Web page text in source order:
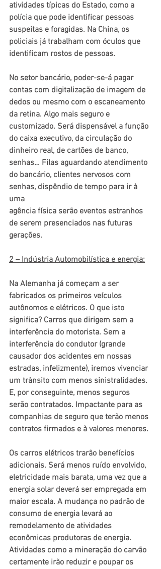
atividades típicas do Estado, como a
polícia que pode identificar pessoas
suspeitas e foragidas. Na China, os
policiais já trabalham com óculos que
identificam rostos de pessoas.
No setor bancário, poder-se-á pagar
contas com digitalização de imagem de
dedos ou mesmo com o escaneamento
da retina. Algo mais seguro e
customizado. Será dispensável a função
do caixa executivo, da circulação do
dinheiro real, de cartões de banco,
senhas… Filas aguardando atendimento
do bancário, clientes nervosos com
senhas, dispêndio de tempo para ir à
uma
agência física serão eventos estranhos
de serem presenciados nas futuras
gerações.
2 – Indústria Automobilística e energia:
Na Alemanha já começam a ser
fabricados os primeiros veículos
autônomos e elétricos. O que isto
significa? Carros que dirigem sem a
interferência do motorista. Sem a
interferência do condutor (grande
causador dos acidentes em nossas
estradas, infelizmente), iremos vivenciar
um trânsito com menos sinistralidades.
E, por conseguinte, menos seguros
serão contratados. Impactante para as
companhias de seguro que terão menos
contratos firmados e à valores menores.
Os carros elétricos trarão benefícios
adicionais. Será menos ruído envolvido,
eletricidade mais barata, uma vez que a
energia solar deverá ser empregada em
maior escala. A mudança no padrão de
consumo de energia levará ao
remodelamento de atividades
econômicas produtoras de energia.
Atividades como a mineração do carvão
certamente irão reduzir e poupar os